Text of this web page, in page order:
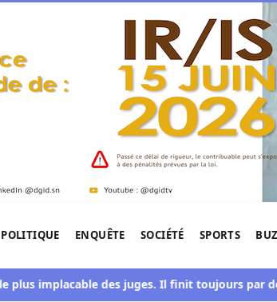
de l'Afrique.
POLITIQUE ENQUÊTE SOCIÉTÉ SPORTS
des juges. Il finit toujours par